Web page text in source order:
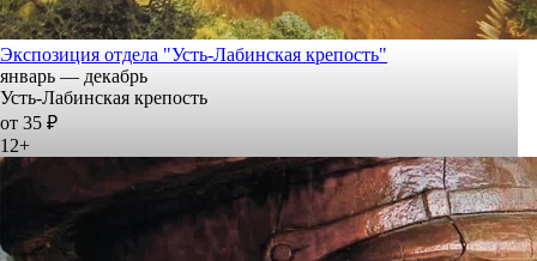
Экспозиция отдела "Усть-Лабинская крепость"
январь — декабрь
Усть-Лабинская крепость
от 35 ₽
12+